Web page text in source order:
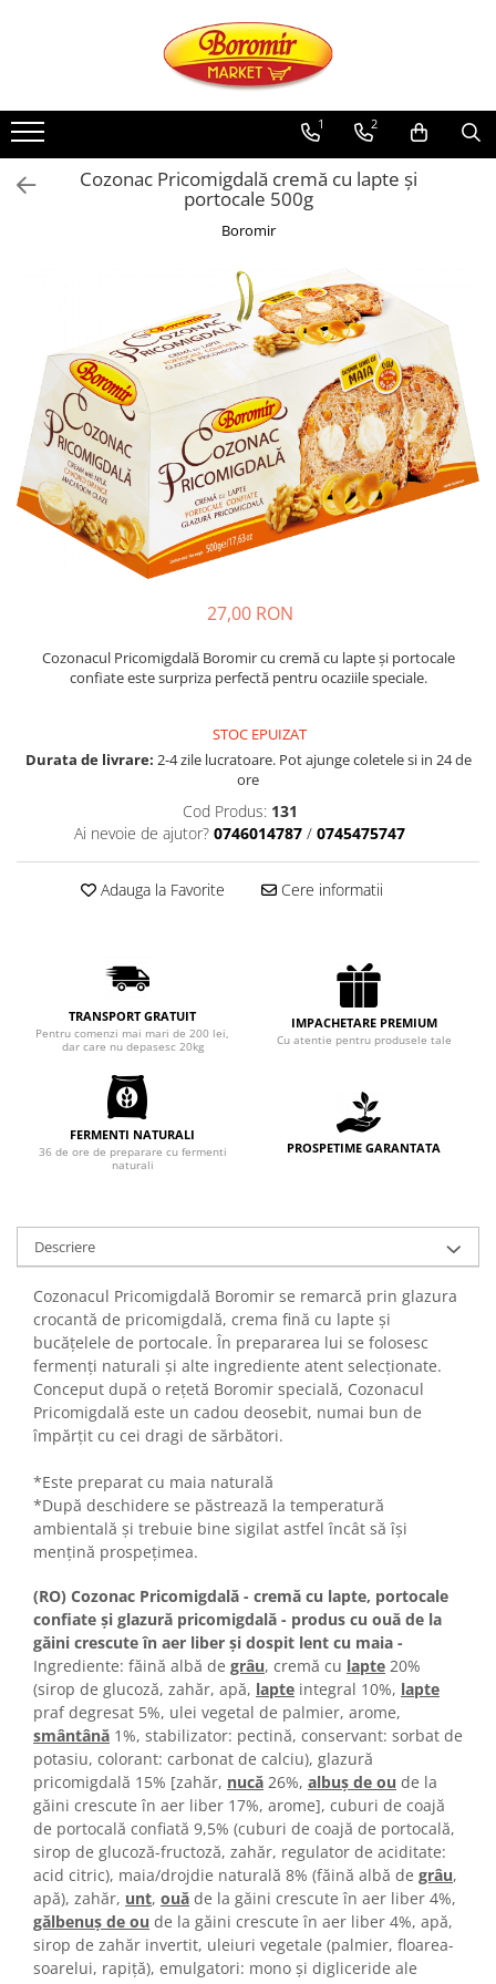
Noutati
Produse de post
Cozonac
Cozonac Traditional
Cozonac Casa Boromir
Cozonac Pricomigdala
Cozonac Magnum
Cozonac Vegan (de post)
Cozonac Collection
Cozo-Bun
Cozonac Cadou
Cozonac cu Unt
Cozonac Duofino
Cozonac Imperial
Creme tartinabile
Prajituri artizanale
Fursecuri cu unt
Chec Glasat
Checurile Royal
Prajituri Fabrica de Amandine
Prajituri nuci
Rulade
Prajituri cu fructe
Prajituri cafea
Prajituri de Craciun
Torturi ambalate
Chec mini
Torti
Foietaje
Turta dulce
Turta dulce cu nuci
Turta dulce de Sibiu
Turta dulce cu miere
Croissant
Croissant Duofino
Croissant cu maia
Cornulete
Boromele
Cornulete fragede
Pasca
Pasca Fresh
Cereale
Paine
Paine ambalata
Chifle
1 2
Cozonac Pricomigdală cremă cu lapte și
portocale 500g
Boromir
27,00 RON
Cozonacul Pricomigdală Boromir cu cremă cu lapte și portocale
confiate este surpriza perfectă pentru ocaziile speciale.
STOC EPUIZAT
Durata de livrare: 2-4 zile lucratoare. Pot ajunge coletele si in 24 de
ore
Cod Produs: 131
Ai nevoie de ajutor? 0746014787 / 0745475747
Adauga la Favorite Cere informatii
TRANSPORT GRATUIT
Pentru comenzi mai mari de 200 lei,
dar care nu depasesc 20kg
IMPACHETARE PREMIUM
Cu atentie pentru produsele tale
FERMENTI NATURALI
36 de ore de preparare cu fermenti
naturali
PROSPETIME GARANTATA
Descriere
Cozonacul Pricomigdală Boromir se remarcă prin glazura
crocantă de pricomigdală, crema fină cu lapte și
bucățelele de portocale. În prepararea lui se folosesc
fermenți naturali și alte ingrediente atent selecționate.
Conceput după o rețetă Boromir specială, Cozonacul
Pricomigdală este un cadou deosebit, numai bun de
împărțit cu cei dragi de sărbători.
*Este preparat cu maia naturală
*După deschidere se păstrează la temperatură
ambientală și trebuie bine sigilat astfel încât să își
mențină prospețimea.
(RO) Cozonac Pricomigdală - cremă cu lapte, portocale
confiate și glazură pricomigdală - produs cu ouă de la
găini crescute în aer liber și dospit lent cu maia -
Ingrediente: făină albă de grâu, cremă cu lapte 20%
(sirop de glucoză, zahăr, apă, lapte integral 10%, lapte
praf degresat 5%, ulei vegetal de palmier, arome,
smântână 1%, stabilizator: pectină, conservant: sorbat de
potasiu, colorant: carbonat de calciu), glazură
pricomigdală 15% [zahăr, nucă 26%, albuş de ou de la
găini crescute în aer liber 17%, arome], cuburi de coajă
de portocală confiată 9,5% (cuburi de coajă de portocală,
sirop de glucoză-fructoză, zahăr, regulator de aciditate:
acid citric), maia/drojdie naturală 8% (făină albă de grâu,
apă), zahăr, unt, ouă de la găini crescute în aer liber 4%,
gălbenuş de ou de la găini crescute în aer liber 4%, apă,
sirop de zahăr invertit, uleiuri vegetale (palmier, floarea-
soarelui, rapiță), emulgatori: mono și digliceride ale